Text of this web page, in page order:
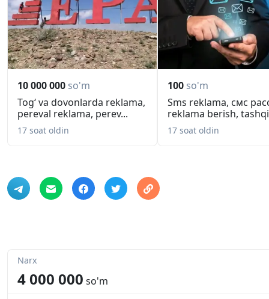
10 000 000 so'm
Togʻ va dovonlarda reklama,
pereval reklama, perev...
17 soat oldin
100 so'm
Sms reklama, смс
reklama berish,
17 soat oldin
Narx
4 000 000 so'm